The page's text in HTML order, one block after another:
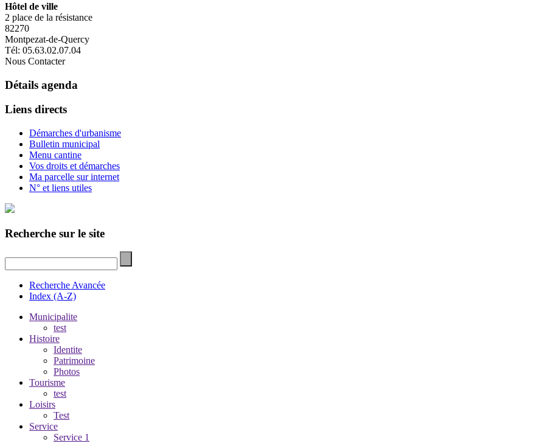
Hôtel de ville
2 place de la résistance
82270
Montpezat-de-Quercy
Tél: 05.63.02.07.04
Nous Contacter
Détails agenda
Liens directs
Démarches d'urbanisme
Bulletin municipal
Menu cantine
Vos droits et démarches
Ma parcelle sur internet
N° et liens utiles
Recherche sur le site
Recherche Avancée
Index (A-Z)
Municipalite
test
Histoire
Identite
Patrimoine
Photos
Tourisme
test
Loisirs
Test
Service
Service 1